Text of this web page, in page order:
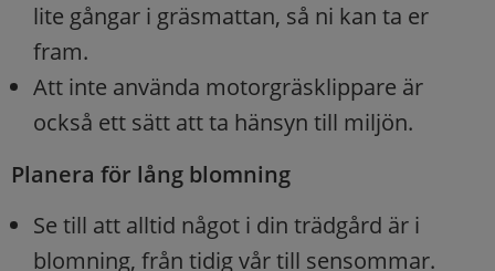
lite gångar i gräsmattan, så ni kan ta er
fram.
Att inte använda motorgräsklippare är
också ett sätt att ta hänsyn till miljön.
Planera för lång blomning
Se till att alltid något i din trädgård är i
blomning, från tidig vår till sensommar.